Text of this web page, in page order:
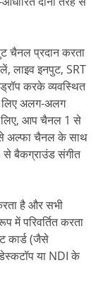
चैनल प्रदान करता
लाइव इनपुट, SRT
करके व्यवस्थित
लिए अलग-अलग
आप चैनल 1 से
अल्फा चैनल के साथ
बैकग्राउंड संगीत
है और सभी
में परिवर्तित करता
कार्ड (जैसे
या NDI के